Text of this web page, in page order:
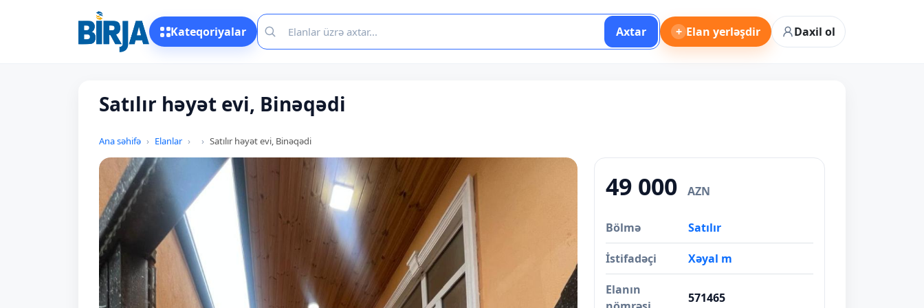
Kateqoriyalar Axtar + Elan yerləşdir Daxil ol
Satılır həyət evi, Binəqədi
Ana səhifə Elanlar Satılır həyət evi, Binəqədi
49 000 AZN
Bölmə Satılır
İstifadəçi Xəyal m
Elanın
571465